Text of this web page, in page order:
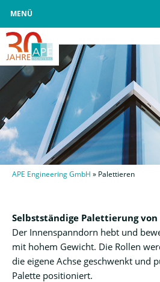
MENÜ
APE Engineering GmbH » Palettieren
Selbstständige Palettierung von
Der Innenspanndorn hebt und
mit hohem Gewicht. Die Rollen
die eigene Achse geschwenkt und
Palette positioniert.